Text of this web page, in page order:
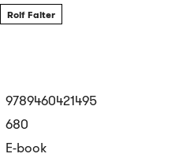
Rolf Falter
9789460421495
680
E-book